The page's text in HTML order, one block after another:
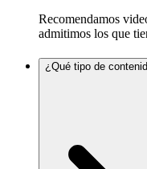
Recomendamos
admitimos los que
¿Qué tipo de